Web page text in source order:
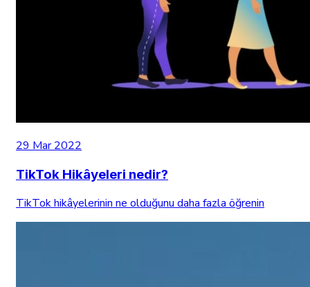
29 Mar 2022
TikTok Hikâyeleri nedir?
TikTok hikâyelerinin ne olduğunu daha fazla öğrenin